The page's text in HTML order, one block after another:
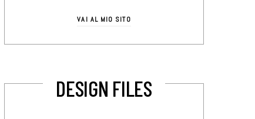
VAI AL MIO SITO
DESIGN FILES